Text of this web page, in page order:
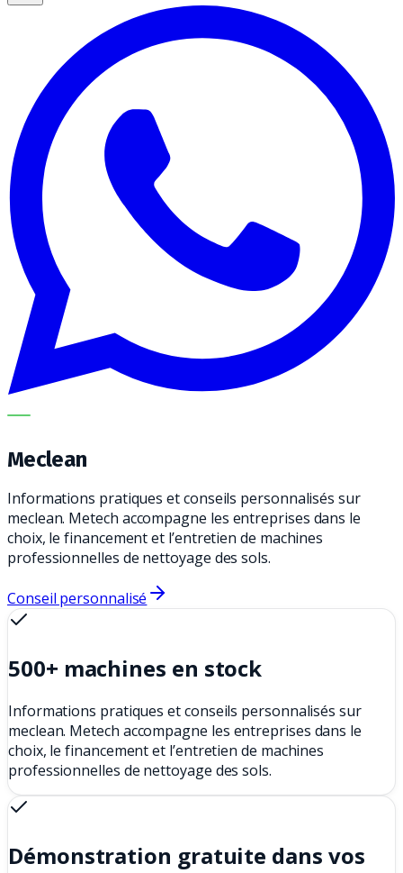
METECH
Meclean
Informations pratiques et conseils personnalisés sur
meclean. Metech accompagne les entreprises dans le
choix, le financement et l’entretien de machines
professionnelles de nettoyage des sols.
Conseil personnalisé
500+ machines en stock
Informations pratiques et conseils personnalisés sur
meclean. Metech accompagne les entreprises dans le
choix, le financement et l’entretien de machines
professionnelles de nettoyage des sols.
Démonstration gratuite dans vos